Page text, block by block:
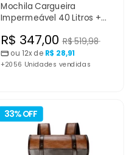
Mochila Cargueira
Impermeável 40 Litros +
Preço
normal
R$ 519,98
Preço
promocional
R$ 347,00
ou 12x de R$ 28,91
+2056 Unidades vendidas
33% OFF